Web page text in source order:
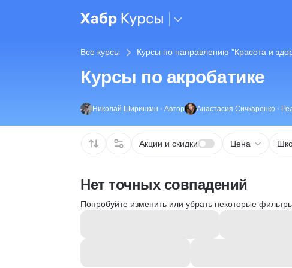
Все курсы Курсы по направлению "Красота и
Курсы по акробатике
Николай Ширинкин • Автор Анастасия Сичкаренко •
Акции и скидки Цена
Нет точных совпадений
Попробуйте изменить или убрать некоторые